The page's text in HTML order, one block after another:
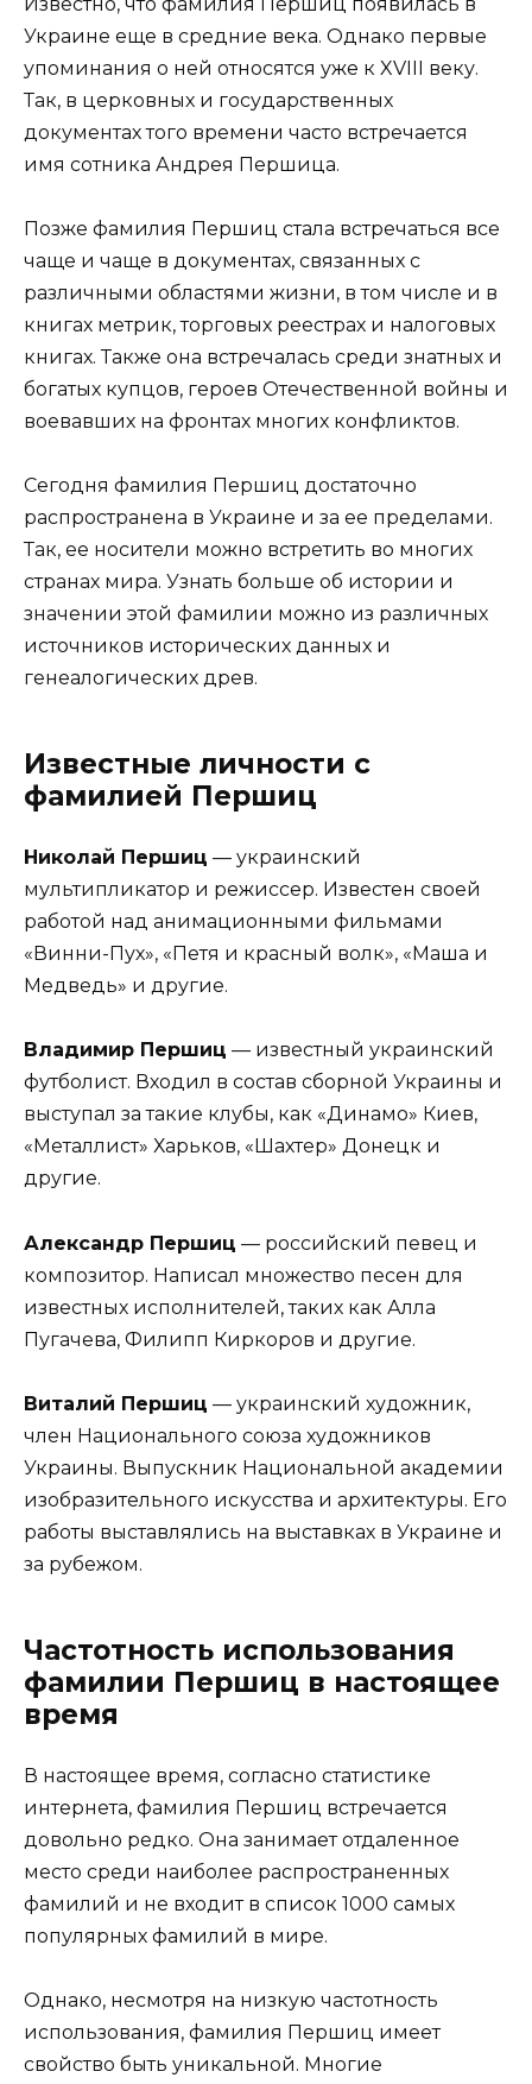
Украине еще в средние века. Однако первые
упоминания о ней относятся уже к XVIII веку.
Так, в церковных и государственных
документах того времени часто встречается
имя сотника Андрея Першица.
Позже фамилия Першиц стала встречаться все
чаще и чаще в документах, связанных с
различными областями жизни, в том числе и в
книгах метрик, торговых реестрах и налоговых
книгах. Также она встречалась среди знатных и
богатых купцов, героев Отечественной войны и
воевавших на фронтах многих конфликтов.
Сегодня фамилия Першиц достаточно
распространена в Украине и за ее пределами.
Так, ее носители можно встретить во многих
странах мира. Узнать больше об истории и
значении этой фамилии можно из различных
источников исторических данных и
генеалогических древ.
Известные личности с
фамилией Першиц
Николай Першиц — украинский
мультипликатор и режиссер. Известен своей
работой над анимационными фильмами
«Винни-Пух», «Петя и красный волк», «Маша и
Медведь» и другие.
Владимир Першиц — известный украинский
футболист. Входил в состав сборной Украины и
выступал за такие клубы, как «Динамо» Киев,
«Металлист» Харьков, «Шахтер» Донецк и
другие.
Александр Першиц — российский певец и
композитор. Написал множество песен для
известных исполнителей, таких как Алла
Пугачева, Филипп Киркоров и другие.
Виталий Першиц — украинский художник,
член Национального союза художников
Украины. Выпускник Национальной академии
изобразительного искусства и архитектуры. Его
работы выставлялись на выставках в Украине и
за рубежом.
Частотность использования
фамилии Першиц в настоящее
время
В настоящее время, согласно статистике
интернета, фамилия Першиц встречается
довольно редко. Она занимает отдаленное
место среди наиболее распространенных
фамилий и не входит в список 1000 самых
популярных фамилий в мире.
Однако, несмотря на низкую частотность
использования, фамилия Першиц имеет
свойство быть уникальной. Многие